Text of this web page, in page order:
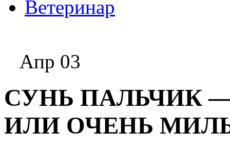
Ветеринар
Апр 03
СУНЬ ПАЛЬЧИК
ИЛИ ОЧЕНЬ